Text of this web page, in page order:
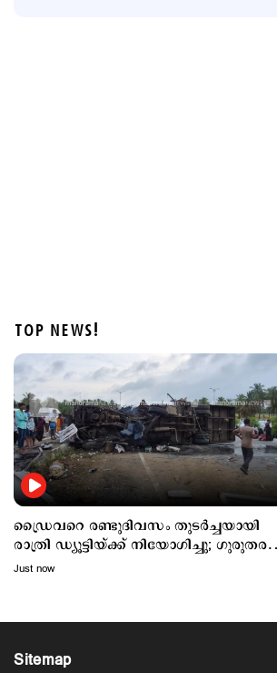
Politics
വിദ്യാഭ്യാസ വകുപ്പിന്‍റെ 'ഫ്രീഡം'
സവര്‍ക്കറെ പുകഴ്ത്തി ചോദ്യം;
2 hours ago
TOP NEWS!
ഡ്രൈവറെ രണ്ടുദിവസം തുടര്‍ച്ചയായി
രാത്രി ഡ്യൂട്ടിയ്ക്ക് നിയോഗിച്ചു; ഗുരുതര
ചട്ടലംഘനം
Just now
Sitemap